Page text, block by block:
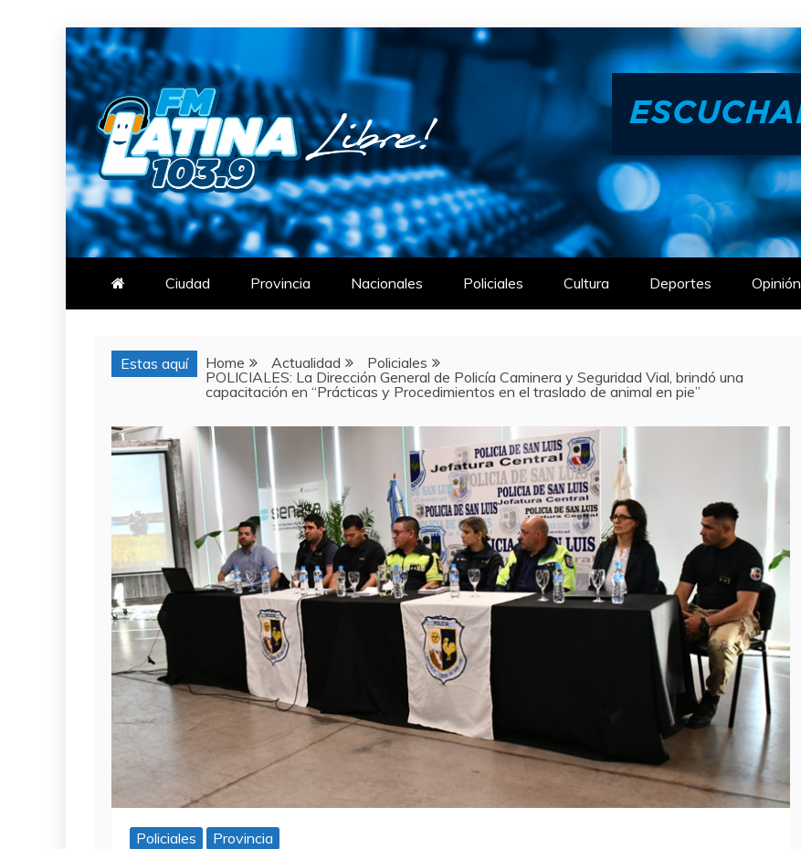
Skip
to
content
FM LATINA
NOTICIAS
Ciudad Provincia Nacionales Policiales Cultura Deportes Opinión
Estas aquí Home Actualidad
Policiales
POLICIALES: La Dirección General de Policía Caminera y Seguridad Vial, brindó una
capacitación en “Prácticas y Procedimientos en el traslado de animal en pie”
Policiales Provincia